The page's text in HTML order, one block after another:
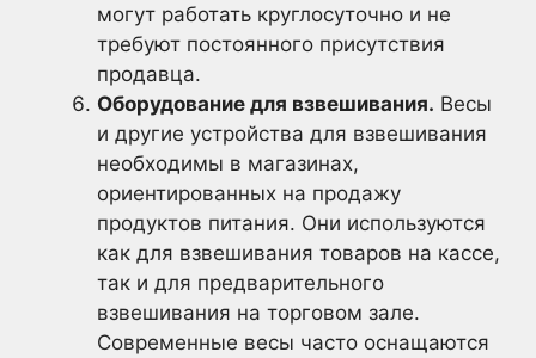
могут работать круглосуточно и не
требуют постоянного присутствия
продавца.
Оборудование для взвешивания. Весы
и другие устройства для взвешивания
необходимы в магазинах,
ориентированных на продажу
продуктов питания. Они используются
как для взвешивания товаров на кассе,
так и для предварительного
взвешивания на торговом зале.
Современные весы часто оснащаются